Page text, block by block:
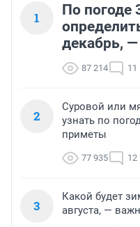
1
По погоде
декабрь,
87 214 11
2
Суровой или
узнать по
приметы
77 935 12
3
Какой будет
августа, —